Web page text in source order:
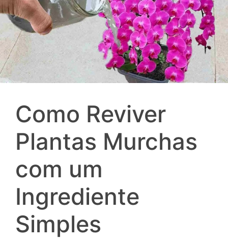
Como Reviver
Plantas Murchas
com um
Ingrediente
Simples